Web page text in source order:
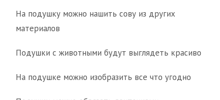
На подушку можно нашить сову из других
материалов
Подушки с животными будут выглядеть красиво
На подушке можно изобразить все что угодно